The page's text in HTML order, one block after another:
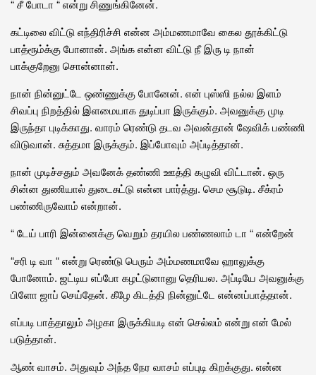
“ சீ போடா “ என்று சிணுங்கினேன்.
கட்டிலை விட்டு எந்திரிச்சி என்ன அம்மணமாவே கைல தூக்கிட்டு
பாத்ரூம்க்கு போனான். அங்க என்ன விட்டு நீ இரு டி நான்
பாக்குறேனு சொன்னான்.
நான் நின்னுட்டே ஒண்ணுக்கு போனேன். என் புஸ்ஸி நல்ல இளம்
சிவப்பு நிறத்தில் இளமையாக துடிப்பா இருக்கும். அவனுக்கு முடி
இருந்தா புடிக்காது. வாரம் ரெண்டு தடவ அவன்தான் ஷேவிக் பண்ணி
விடுவான். சுத்தமா இருக்கும். இப்போவும் அப்டித்தான்.
நான் முடிச்சதும் அவனேக் தண்ணி ஊத்தி கழுவி விட்டான். ஒரு
சின்ன துணியால் துடைசுட்டு என்ன பார்த்து. செம சூடுடி. சீக்ரம்
பண்ணிருவோம் என்றான்.
“ டேய் பாரி இன்னைக்கு வெறும் தரயில பண்ணலாம் டா “ என்றேன்
“சரி டி வா “ என்று ரெண்டு பெரும் அம்மணமாவே ஹாலுக்கு
போனோம். ஜட்டிய எப்போ கழட்டுனானு தெரியல. அப்டியே அவனுக்கு
பிளோ ஜாப் செய்தேன். கீழே கிடத்தி நின்னுட்டே என்னப்பாத்தான்.
எப்படி பாத்தாலும் அழகா இருக்கியடி என் செல்லம் என்று என் மேல்
படுத்தான்.
ஆண் வாசம். அதுவும் அந்த நேர வாசம் எப்புடி கிறக்குது. என்ன